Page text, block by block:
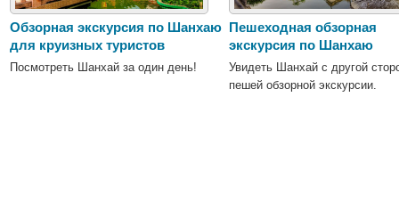
Обзорная экскурсия по Шанхаю
для круизных туристов
Посмотреть Шанхай за один день!
Пешеходная обзорная
экскурсия по Шанхаю
Увидеть Шанхай с другой
пешей обзорной экскурсии.